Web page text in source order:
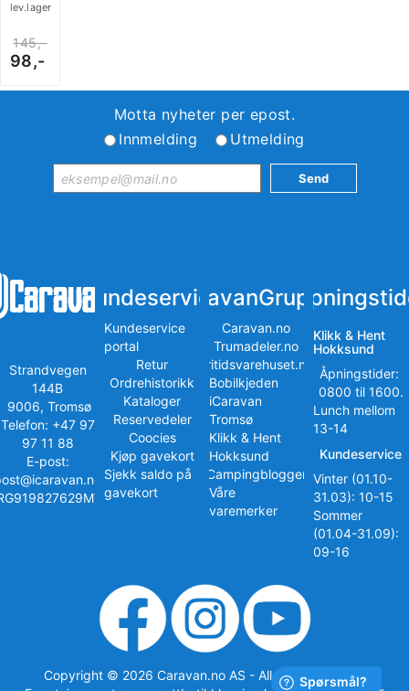
lev.lager
145,-
98,-
Motta nyheter per epost.
Innmelding
Utmelding
Strandvegen
144B
9006, Tromsø
Telefon: +47 97
97 11 88
E-post:
Kundeservice
Kundeservice
portal
Retur
Ordrehistorikk
Kataloger
Reservedeler
Coocies
Kjøp gavekort
Sjekk saldo på
gavekort
iCaravanGruppen
Caravan.no
Trumadeler.no
Fritidsvarehuset.no
Bobilkjeden
iCaravan
Tromsø
Klikk & Hent
Hokksund
iCampingbloggen
Våre
varemerker
Klikk & Hent
Hokksund
Åpningstider:
0800 til 1600.
Lunch mellom
13-14
Kundeservice
Vinter (01.10-
31.03): 10-15
Sommer
(01.04-31.09):
09-16
Copyright © 2026 Caravan.no AS - All rights reserved